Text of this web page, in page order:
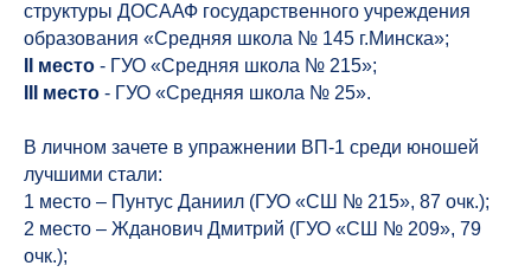
структуры ДОСААФ государственного учреждения
образования «Средняя школа № 145 г.Минска»;
II место - ГУО «Средняя школа № 215»;
III место - ГУО «Средняя школа № 25».
В личном зачете в упражнении ВП-1 среди юношей
лучшими стали:
1 место – Пунтус Даниил (ГУО «СШ № 215», 87 очк.);
2 место – Жданович Дмитрий (ГУО «СШ № 209», 79
очк.);